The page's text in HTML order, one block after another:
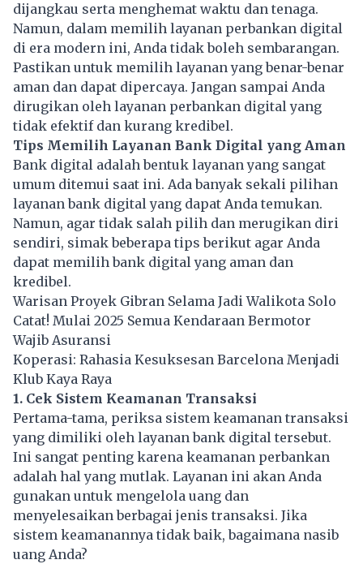
dijangkau serta menghemat waktu dan tenaga.
Namun, dalam memilih layanan perbankan digital
di era modern ini, Anda tidak boleh sembarangan.
Pastikan untuk memilih layanan yang benar-benar
aman dan dapat dipercaya. Jangan sampai Anda
dirugikan oleh layanan perbankan digital yang
tidak efektif dan kurang kredibel.
Tips Memilih Layanan Bank Digital yang Aman
Bank digital adalah bentuk layanan yang sangat
umum ditemui saat ini. Ada banyak sekali pilihan
layanan bank digital yang dapat Anda temukan.
Namun, agar tidak salah pilih dan merugikan diri
sendiri, simak beberapa tips berikut agar Anda
dapat memilih bank digital yang aman dan
kredibel.
Warisan Proyek Gibran Selama Jadi Walikota Solo
Catat! Mulai 2025 Semua Kendaraan Bermotor
Wajib Asuransi
Koperasi: Rahasia Kesuksesan Barcelona Menjadi
Klub Kaya Raya
1. Cek Sistem Keamanan Transaksi
Pertama-tama, periksa sistem keamanan transaksi
yang dimiliki oleh layanan bank digital tersebut.
Ini sangat penting karena keamanan perbankan
adalah hal yang mutlak. Layanan ini akan Anda
gunakan untuk mengelola uang dan
menyelesaikan berbagai jenis transaksi. Jika
sistem keamanannya tidak baik, bagaimana nasib
uang Anda?